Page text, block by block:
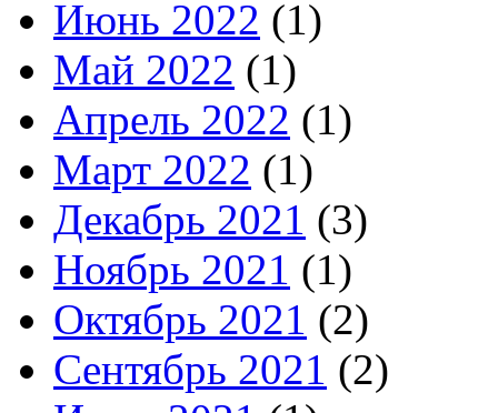
Июнь 2022 (1)
Май 2022 (1)
Апрель 2022 (1)
Март 2022 (1)
Декабрь 2021 (3)
Ноябрь 2021 (1)
Октябрь 2021 (2)
Сентябрь 2021 (2)